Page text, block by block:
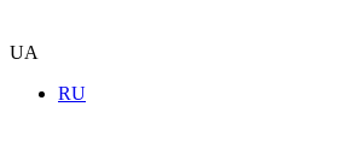
UA
RU